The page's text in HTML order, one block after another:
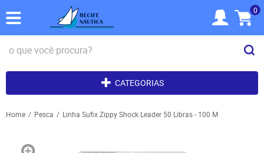
0
CATEGORIAS
Home Pesca Linha Sufix Zippy Shock Leader 50 Libras - 100 M